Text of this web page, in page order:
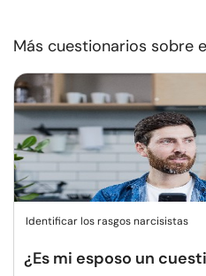
Más cuestionarios sobre
Identificar los rasgos narcisistas
¿Es mi esposo un